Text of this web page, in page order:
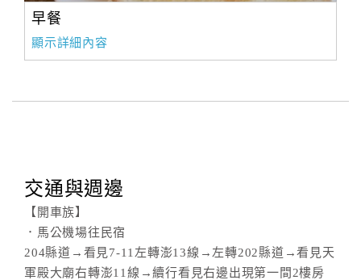
早餐
顯示詳細內容
交通與週邊
【開車族】
．馬公機場往民宿
204縣道→看見7-11左轉澎13線→左轉202縣道→看見天
軍殿大廟右轉澎11線→續行看見右邊出現第一間2樓房